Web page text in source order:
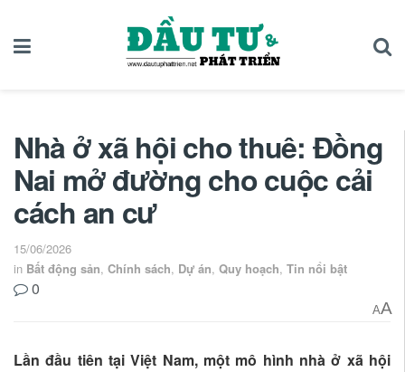
Nhà ở xã hội cho thuê: Đồng
Nai mở đường cho cuộc cải
cách an cư
15/06/2026
in Bất động sản, Chính sách, Dự án, Quy hoạch, Tin nổi bật
0
AA
Lần đầu tiên tại Việt Nam, một mô hình nhà ở xã hội